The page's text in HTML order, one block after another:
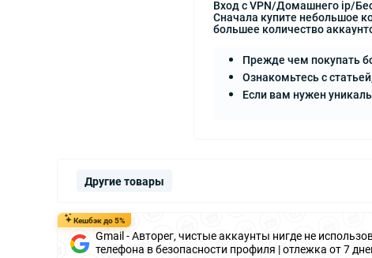
Вход с VPN/Домашнего ip/
Сначала купите небольшое
большее количество
Прежде чем покупать
Ознакомьтесь с
Если вам нужен
Другие товары
Кешбэк до 5%
Gmail - Авторег, чистые аккаунты нигде не
телефона в безопасности профиля | отлежка от 7